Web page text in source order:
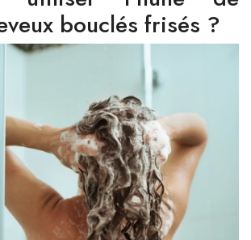
bouclés frisés ?